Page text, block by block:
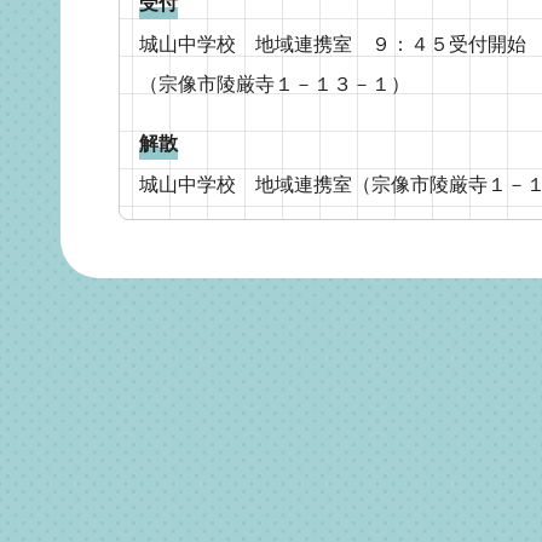
城山中学校 地域連携室 ９：４５受付開始
（宗像市陵厳寺１－１３－１）
解散
城山中学校 地域連携室（宗像市陵厳寺１－１